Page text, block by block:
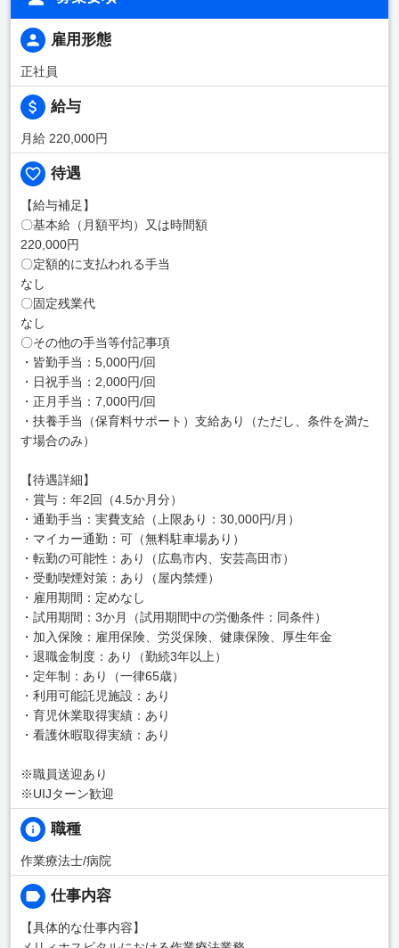
雇用形態
正社員
給与
月給 220,000円
待遇
【給与補足】
〇基本給（月額平均）又は時間額
220,000円
〇定額的に支払われる手当
なし
〇固定残業代
なし
〇その他の手当等付記事項
・皆勤手当：5,000円/回
・日祝手当：2,000円/回
・正月手当：7,000円/回
・扶養手当（保育料サポート）支給あり（ただし、条件を満た
す場合のみ）
【待遇詳細】
・賞与：年2回（4.5か月分）
・通勤手当：実費支給（上限あり：30,000円/月）
・マイカー通勤：可（無料駐車場あり）
・転勤の可能性：あり（広島市内、安芸高田市）
・受動喫煙対策：あり（屋内禁煙）
・雇用期間：定めなし
・試用期間：3か月（試用期間中の労働条件：同条件）
・加入保険：雇用保険、労災保険、健康保険、厚生年金
・退職金制度：あり（勤続3年以上）
・定年制：あり（一律65歳）
・利用可能託児施設：あり
・育児休業取得実績：あり
・看護休暇取得実績：あり
※職員送迎あり
※UIJターン歓迎
職種
作業療法士/病院
仕事内容
【具体的な仕事内容】